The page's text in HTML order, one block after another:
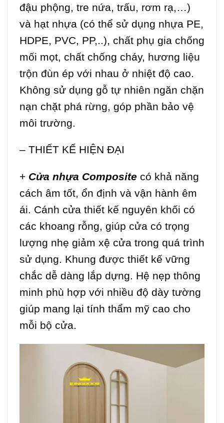
đậu phộng, tre nứa, trấu, rơm rạ,…)
và hạt nhựa (có thể sử dụng nhựa PE,
HDPE, PVC, PP,..), chất phụ gia chống
mối mọt, chất chống cháy, hương liệu
trộn đùn ép với nhau ở nhiệt độ cao.
Không sử dụng gỗ tự nhiên ngăn chặn
nạn chặt phá rừng, góp phần bảo vệ
môi trường.
– THIẾT KẾ HIỆN ĐẠI
+ Cửa nhựa Composite có khả năng
cách âm tốt, ổn định và vận hành êm
ái. Cánh cửa thiết kế nguyên khối có
các khoang rỗng, giúp cửa có trọng
lượng nhẹ giảm xệ cửa trong quá trình
sử dụng. Khung được thiết kế vững
chắc dễ dàng lắp dựng. Hệ nẹp thông
minh phù hợp với nhiều độ dày tường
giúp mang lại tính thẩm mỹ cao cho
mỗi bộ cửa.